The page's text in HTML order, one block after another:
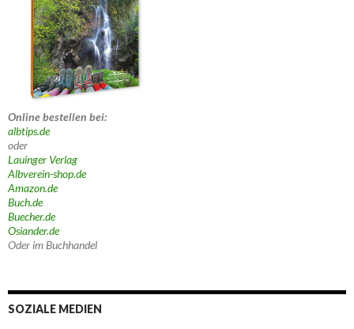
Online bestellen bei:
albtips.de
oder
Lauinger Verlag
Albverein-shop.de
Amazon.de
Buch.de
Buecher.de
Osiander.de
Oder im Buchhandel
SOZIALE MEDIEN